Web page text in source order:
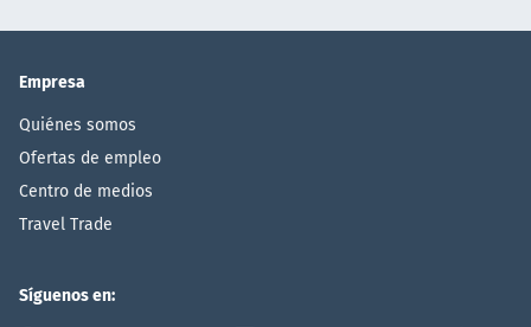
Empresa
Quiénes somos
Ofertas de empleo
Centro de medios
Travel Trade
Síguenos en: